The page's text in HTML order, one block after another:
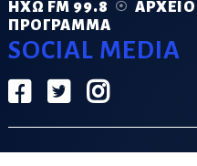
ΗΧΏ FM 99.8
ΠΡΌΓΡΑΜΜΑ
SOCIAL MEDIA